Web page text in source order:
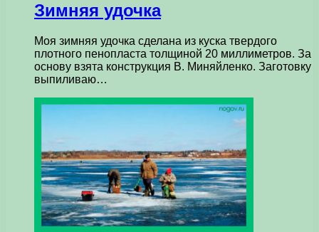
Зимняя удочка
Моя зимняя удочка сделана из куска твердого
плотного пенопласта толщиной 20 миллиметров. За
основу взята конструкция В. Миняйленко. Заготовку
выпиливаю…